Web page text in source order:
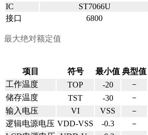
IC
ST7066U
接口
6800
最大绝对额定值
项目 符号 最小值 典型值
工作温度
TOP -20 －
储存温度
TST -30 －
输入电压
VI VSS －
逻辑电源电压 VDD-VSS -0.3 －